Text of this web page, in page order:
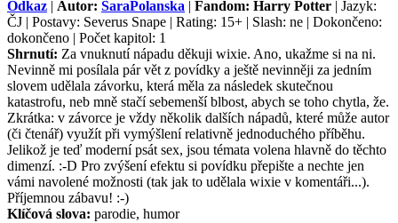
Odkaz | Autor: SaraPolanska | Fandom: Harry Potter | Jazyk:
ČJ | Postavy: Severus Snape | Rating: 15+ | Slash: ne | Dokončeno:
dokončeno | Počet kapitol: 1
Shrnutí: Za vnuknutí nápadu děkuji wixie. Ano, ukažme si na ni.
Nevinně mi posílala pár vět z povídky a ještě nevinněji za jedním
slovem udělala závorku, která měla za následek skutečnou
katastrofu, neb mně stačí sebemenší blbost, abych se toho chytla, že.
Zkrátka: v závorce je vždy několik dalších nápadů, které může autor
(či čtenář) využít při vymýšlení relativně jednoduchého příběhu.
Jelikož je teď moderní psát sex, jsou témata volena hlavně do těchto
dimenzí. :-D Pro zvýšení efektu si povídku přepište a nechte jen
vámi navolené možnosti (tak jak to udělala wixie v komentáři...).
Příjemnou zábavu! :-)
Klíčová slova: parodie, humor